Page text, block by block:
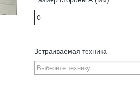
Встраиваемая техника